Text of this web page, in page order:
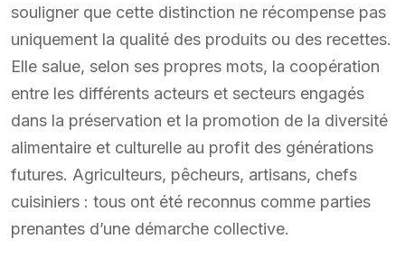
souligner que cette distinction ne récompense pas
uniquement la qualité des produits ou des recettes.
Elle salue, selon ses propres mots, la coopération
entre les différents acteurs et secteurs engagés
dans la préservation et la promotion de la diversité
alimentaire et culturelle au profit des générations
futures. Agriculteurs, pêcheurs, artisans, chefs
cuisiniers : tous ont été reconnus comme parties
prenantes d’une démarche collective.